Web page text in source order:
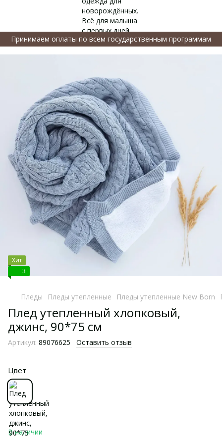
Принимаем оплаты по всем государственным программам
Хит
3
Пледы Пледы утепленные Пледы утепленные New Born
Плед утепленный хлопковый,
джинс, 90*75 см
Артикул: 89076625 Оставить отзыв
Цвет
В наличии